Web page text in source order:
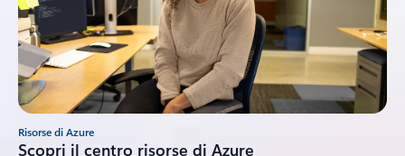
Risorse di Azure
Scopri il centro risorse di Azure